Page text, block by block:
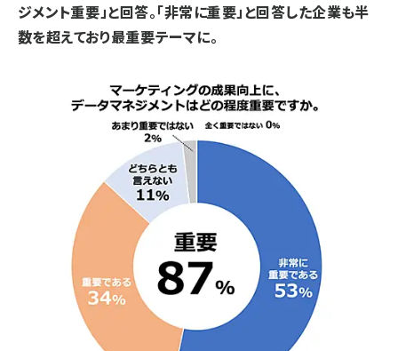
ジメント重要」と回答。「非常に重要」と回答した企業も半
数を超えており最重要テーマに。